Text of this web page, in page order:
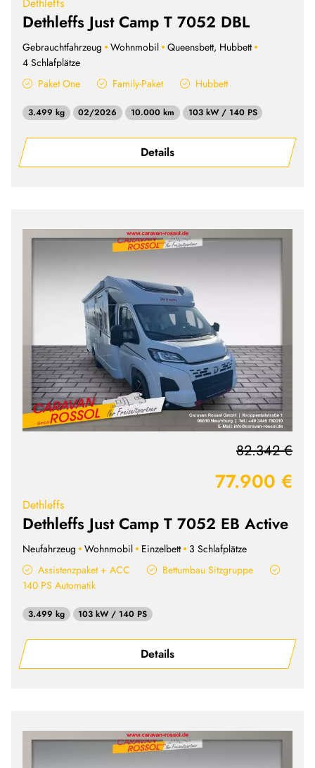
Dethleffs
Dethleffs Just Camp T 7052 DBL
Gebrauchtfahrzeug Wohnmobil Queensbett, Hubbett
4 Schlafplätze
Paket One Family-Paket Hubbett
3.499 kg 02/2026 10.000 km 103 kW / 140 PS
Details
Dethleffs
Dethleffs Just Camp T 7052 EB Active
Neufahrzeug Wohnmobil Einzelbett 3 Schlafplätze
77.900 €
82.342 €
Assistenzpaket + ACC
Bettumbau Sitzgruppe
140 PS Automatik
3.499 kg 103 kW / 140 PS
Details